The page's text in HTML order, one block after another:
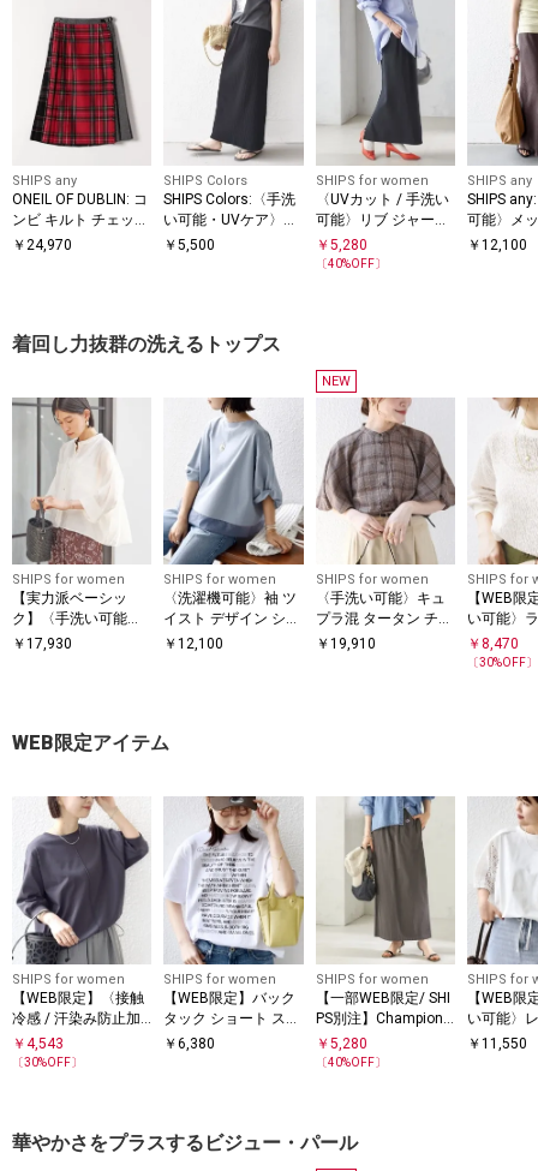
SHIPS any
ONEIL OF DUBLIN: コ
ンビ キルト チェック
スカート 25AW
￥ 24,970
SHIPS Colors
SHIPS Colors:〈手洗
い可能・UVケア〉テ
レコ タイトスカート
￥5,500
SHIPS for women
〈UVカット / 手洗い
可能〉リブ ジャージ
ー 2WAY ストレッチ
スカート
￥ 5,280
〔40%OFF〕
SHIPS any
SHIPS
可能〉メ
ー スカー
￥12,100
着回し力抜群の洗えるトップス
SHIPS for women
【実力派ベーシッ
ク】〈手洗い可能〉
シルク混 シアー 羽織
￥ 17,930
SHIPS for women
〈洗濯機可能〉袖 ツ
イスト デザイン シア
ー ドッキング TEE
￥12,100
NEW
SHIPS for women
〈手洗い可能〉キュ
プラ混 タータン チェ
ック ブラウス
￥ 19,910
SHIPS for
【WEB限
い可能〉
ルーゼ ロ
ブ プルオ
￥8,470
〔30%OFF〕
WEB限定アイテム
SHIPS for women
【WEB限定】〈接触
冷感 / 汗染み防止加
工〉オーガニック コ
ットン 裾 ドロスト
￥ 4,543
〔30%OFF〕
SHIPS for women
【WEB限定】バック
タック ショート スリ
ーブ ロゴ プリント T
￥6,380
SHIPS for women
【一部WEB限定/ SHI
PS別注】Champion:
タイト スカート
￥ 5,280
〔40%OFF〕
SHIPS for
【WEB限
い可能〉
ビ ショー
￥11,550
華やかさをプラスするビジュー・パール